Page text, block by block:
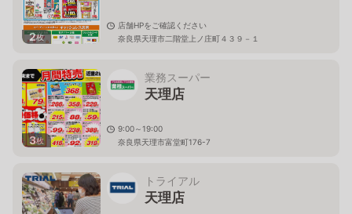
2枚
店舗HPをご確認ください
奈良県天理市二階堂上ノ庄町４３９－１
3枚
業務スーパー
天理店
9:00～19:00
奈良県天理市富堂町176-7
トライアル
天理店